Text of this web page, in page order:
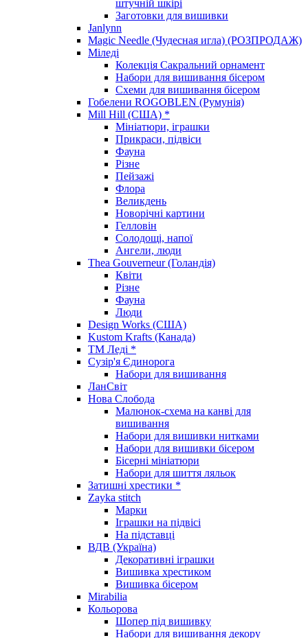
штучній шкірі
Заготовки для вишивки
Janlynn
Magic Needle (Чудесная игла) (РОЗПРОДАЖ)
Міледі
Колекція Сакральний орнамент
Набори для вишивання бісером
Схеми для вишивання бісером
Гобелени ROGOBLEN (Румунія)
Mill Hill (США) *
Мініатюри, іграшки
Прикраси, підвіси
Фауна
Різне
Пейзажі
Флора
Великдень
Новорічні картини
Гелловін
Солодощі, напої
Ангели, люди
Thea Gouverneur (Голандія)
Квіти
Різне
Фауна
Люди
Design Works (США)
Kustom Krafts (Канада)
ТМ Леді *
Сузір'я Єдинорога
Набори для вишивання
ЛанСвіт
Нова Слобода
Малюнок-схема на канві для
вишивання
Набори для вишивки нитками
Набори для вишивки бісером
Бісерні мініатюри
Набори для шиття ляльок
Затишні хрестики *
Zayka stitch
Марки
Іграшки на підвісі
На підставці
ВДВ (Україна)
Декоративні іграшки
Вишивка хрестиком
Вишивка бісером
Mirabilia
Кольорова
Шопер під вишивку
Набори для вишивання декору